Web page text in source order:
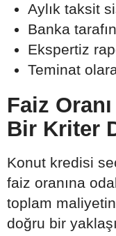
Aylık taksit
Banka
Ekspertiz
Teminat
Faiz
Bir Kriter
Konut kredisi
faiz oranına
toplam
doğru bir